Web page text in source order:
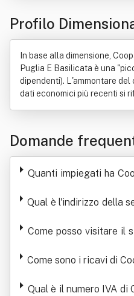
Profilo
In base alla dimensione,
Puglia E Basilicata è una
dipendenti). L'ammontare del
dati economici più recenti si
Domande
orzio
Quanti impiegati ha
Qual è l'indirizzo della
Come posso visitare il
Come sono i ricavi di
Qual è il numero IVA di